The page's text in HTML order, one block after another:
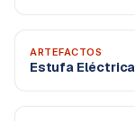
ARTEFACTOS
Estufa